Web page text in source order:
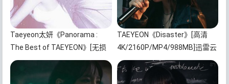
Taeyeon太妍《Panorama :
The Best of TAEYEON》[无损
FLAC/MP3/1.04GB]百度云网盘
TAEYEON《Disaster》[高清
4K/2160P/MP4/988MB]迅雷云
网盘下载